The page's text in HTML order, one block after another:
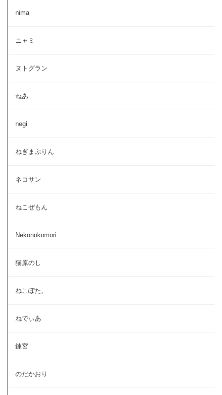
nima
ニャミ
ヌトグラン
ねあ
negi
ねぎまぷりん
ネコサン
ねこぜもん
Nekonokomori
猫原のし
ねこぽた。
ねでぃあ
錬宮
のだかおり